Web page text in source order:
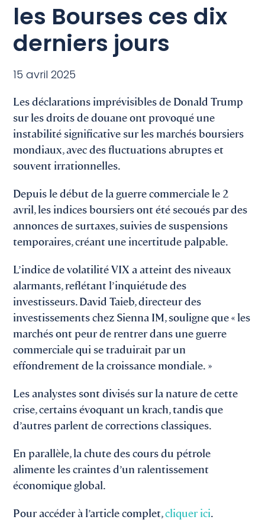
les Bourses ces dix
derniers jours
15 avril 2025
Les déclarations imprévisibles de Donald Trump
sur les droits de douane ont provoqué une
instabilité significative sur les marchés boursiers
mondiaux, avec des fluctuations abruptes et
souvent irrationnelles.
Depuis le début de la guerre commerciale le 2
avril, les indices boursiers ont été secoués par des
annonces de surtaxes, suivies de suspensions
temporaires, créant une incertitude palpable.
L’indice de volatilité VIX a atteint des niveaux
alarmants, reflétant l’inquiétude des
investisseurs. David Taieb, directeur des
investissements chez Sienna IM, souligne que « les
marchés ont peur de rentrer dans une guerre
commerciale qui se traduirait par un
effondrement de la croissance mondiale. »
Les analystes sont divisés sur la nature de cette
crise, certains évoquant un krach, tandis que
d’autres parlent de corrections classiques.
En parallèle, la chute des cours du pétrole
alimente les craintes d’un ralentissement
économique global.
Pour accéder à l’article complet,cliquer ici.